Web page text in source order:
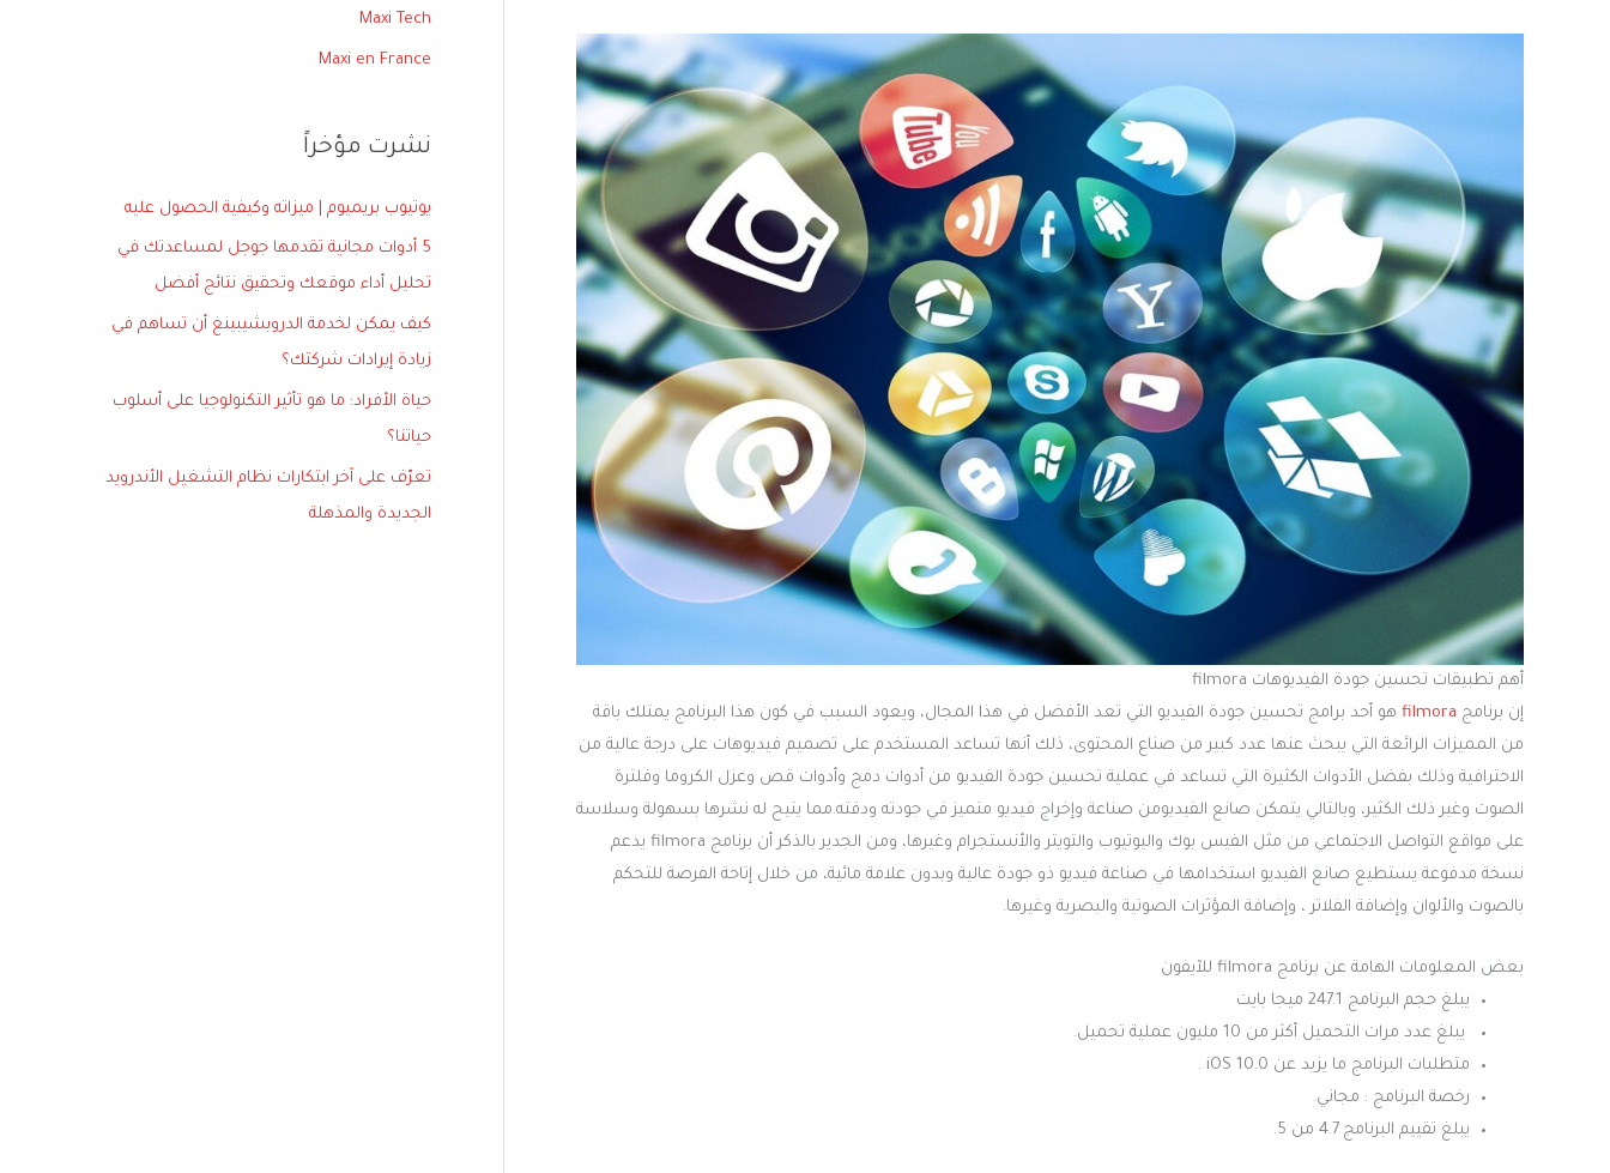
أهم تطبيقات تحسين جودة الفيديوهات filmora
إن برنامج filmora هو أحد برامج تحسين جودة الفيديو التي تعد الأفضل في هذا المجال، ويعود السبب في كون هذا البرنامج يمتلك باقة
من المميزات الرائعة التي يبحث عنها عدد كبير من صناع المحتوى، ذلك أنها تساعد المستخدم على تصميم فيديوهات على درجة عالية من
الاحترافية وذلك بفضل الأدوات الكثيرة التي تساعد في عملية تحسين جودة الفيديو من أدوات دمج وأدوات قص وعزل الكروما وفلترة
الصوت وغير ذلك الكثير، وبالتالي يتمكن صانع الفيديومن صناعة وإخراج فيديو متميز في جودته ودقته.مما يتيح له نشرها بسهولة وسلاسة
على مواقع التواصل الاجتماعي من مثل الفيس بوك واليوتيوب والتويتر والأنستجرام وغيرها، ومن الجدير بالذكر أن برنامج filmora يدعم
نسخة مدفوعة يستطيع صانع الفيديو استخدامها في صناعة فيديو ذو جودة عالية وبدون علامة مائية، من خلال إتاحة الفرصة للتحكم
بالصوت والألوان وإضافة الفلاتر ، وإضافة المؤثرات الصوتية والبصرية وغيرها.
بعض المعلومات الهامة عن برنامج filmora للآيفون
يبلغ حجم البرنامج 247.1 ميجا بايت
يبلغ عدد مرات التحميل أكثر من 10 مليون عملية تحميل.
متطلبات البرنامج ما يزيد عن 10.0 iOS .
رخصة البرنامج : مجاني.
يبلغ تقييم البرنامج 4.7 من 5.
ع
Maxi Tech
Maxi en France
نشرت مؤخراً
يوتيوب بريميوم | ميزاته وكيفية الحصول عليه
5 أدوات مجانية تقدمها جوجل لمساعدتك في
تحليل أداء موقعك وتحقيق نتائج أفضل
كيف يمكن لخدمة الدروبشيبينغ أن تساهم في
زيادة إيرادات شركتك؟
حياة الأفراد: ما هو تأثير التكنولوجيا على أسلوب
حياتنا؟
تعرّف على آخر ابتكارات نظام التشغيل الأندرويد
الجديدة والمذهلة